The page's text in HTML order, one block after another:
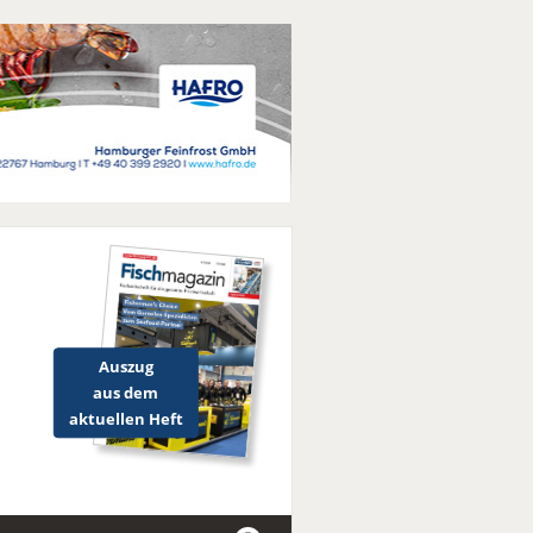
Auszug
aus dem
aktuellen Heft